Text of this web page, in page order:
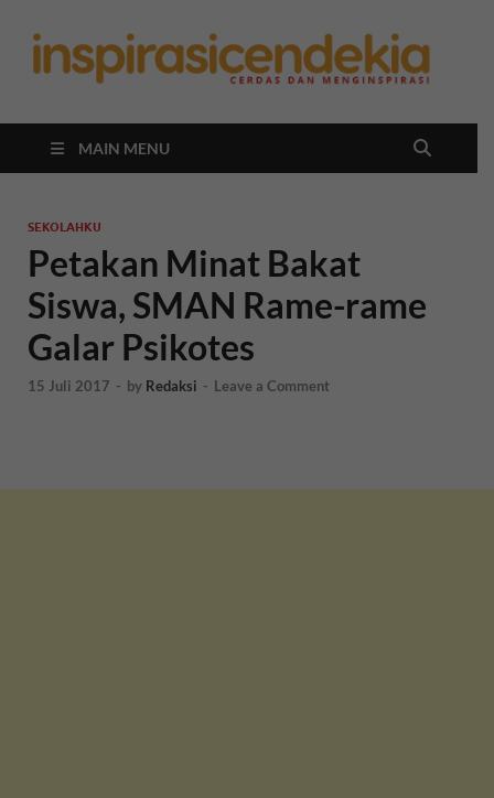
MAIN MENU
SEKOLAHKU
Petakan Minat Bakat
Siswa, SMAN Rame-rame
Galar Psikotes
15 Juli 2017 - by Redaksi - Leave a Comment